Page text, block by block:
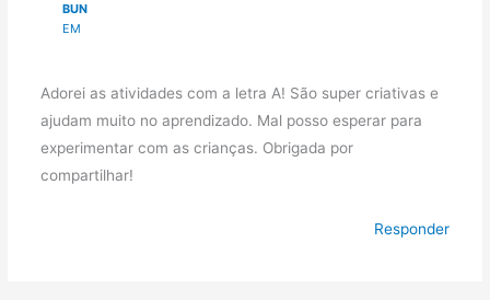
BUN
EM
Adorei as atividades com a letra A! São super criativas e
ajudam muito no aprendizado. Mal posso esperar para
experimentar com as crianças. Obrigada por
compartilhar!
Responder